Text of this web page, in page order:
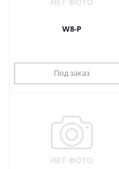
W8-P
Под заказ